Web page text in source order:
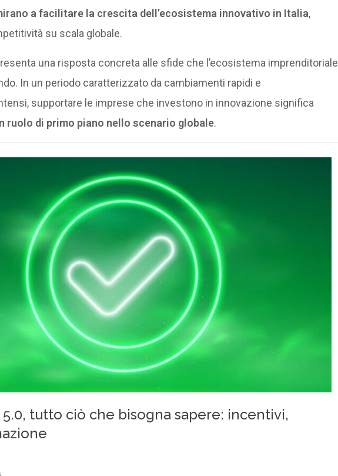
a facilitare la crescita dell’ecosistema innovativo in Italia,
su scala globale.
una risposta concreta alle sfide che l’ecosistema imprenditoriale
In un periodo caratterizzato da cambiamenti rapidi e
supportare le imprese che investono in innovazione significa
ruolo di primo piano nello scenario globale.